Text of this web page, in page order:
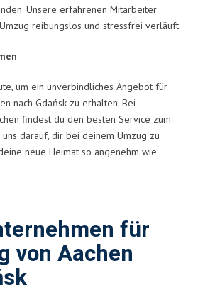
Unsere erfahrenen Mitarbeiter
reibungslos und stressfrei verläuft.
um ein unverbindliches Angebot für
nach Gdańsk zu erhalten. Bei
findest du den besten Service zum
darauf, dir bei deinem Umzug zu
neue Heimat so angenehm wie
für
von Aachen